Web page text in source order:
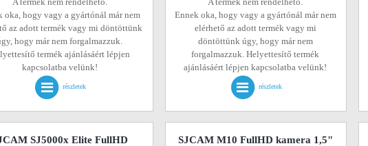
oka, hogy vagy a gyártónál már nem
az adott termék vagy mi döntöttünk
hogy már nem forgalmazzuk.
termék ajánlásáért lépjen
kapcsolatba velünk!
részletek
Ennek oka, hogy vagy a gyártónál már nem
elérhető az adott termék vagy mi
döntöttünk úgy, hogy már nem
forgalmazzuk. Helyettesítő termék
ajánlásáért lépjen kapcsolatba velünk!
részletek
SJ5000x Elite FullHD
SJCAM M10 FullHD kamera 1,5"